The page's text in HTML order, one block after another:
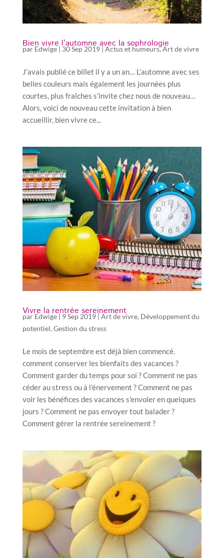
Bien vivre l’automne avec la sophrologie
par Edwige| 30 Sep 2019| Actus et humeurs,Art de vivre
J’avais publié ce billet il y a un an… L’automne avec ses
belles couleurs mais également les journées plus
courtes, plus fraîches s’invite chez nous de nouveau…
Alors, voici de nouveau cette invitation à bien
accueillir, bien vivre ce...
Vivre la rentrée sereinement
par Edwige| 9 Sep 2019| Art de vivre, Développement du
potentiel, Gestion du stress
Le mois de septembre est déjà bien commencé.
comment conserver les bienfaits des vacances ?
Comment garder du temps pour soi ? Comment ne pas
céder au stress ou à l’énervement ? Comment ne pas
voir les bénéfices des vacances s’envoler en quelques
jours ? Comment ne pas envoyer tout balader ?
Comment gérer la rentrée sereinement ?